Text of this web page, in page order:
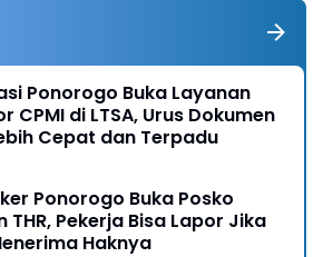
Ponorogo Buka Layanan
CPMI di LTSA, Urus Dokumen
Cepat dan Terpadu
Ponorogo Buka Posko
THR, Pekerja Bisa Lapor Jika
Haknya